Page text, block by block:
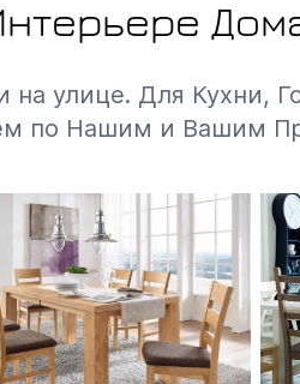
улице. Для Кухни,
по Нашим и Вашим